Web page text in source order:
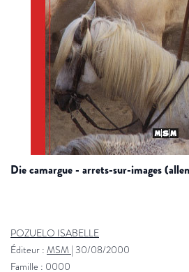
die camargue - arrets-sur-images
POZUELO ISABELLE
Éditeur : MSM | 30/08/2000
Famille : 0000